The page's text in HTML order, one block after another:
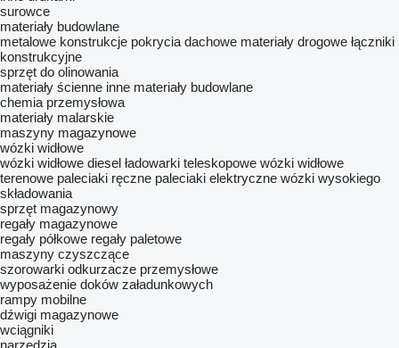
surowce
materiały budowlane
metalowe konstrukcje pokrycia dachowe materiały drogowe łączniki
konstrukcyjne
sprzęt do olinowania
materiały ścienne inne materiały budowlane
chemia przemysłowa
materiały malarskie
maszyny magazynowe
wózki widłowe
wózki widłowe diesel ładowarki teleskopowe wózki widłowe
terenowe paleciaki ręczne paleciaki elektryczne wózki wysokiego
składowania
sprzęt magazynowy
regały magazynowe
regały półkowe regały paletowe
maszyny czyszczące
szorowarki odkurzacze przemysłowe
wyposażenie doków załadunkowych
rampy mobilne
dźwigi magazynowe
wciągniki
narzędzia